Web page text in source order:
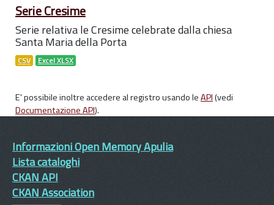
Serie Cresime
Serie relativa le Cresime celebrate dalla chiesa
Santa Maria della Porta
CSV Excel XLSX
E' possibile inoltre accedere al registro usando leAPI(vedi
Documentazione API).
Informazioni Open Memory Apulia
Lista cataloghi
CKAN API
CKAN Association